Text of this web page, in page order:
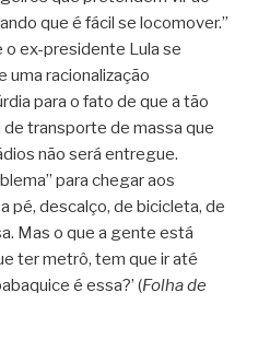
que é fácil se locomover.’’
o ex-presidente Lula se
uma racionalização
para o fato de que a tão
transporte de massa que
não será entregue.
para chegar aos
pé, descalço, de bicicleta, de
Mas o que a gente está
ter metrô, tem que ir até
é essa?’ (Folha de